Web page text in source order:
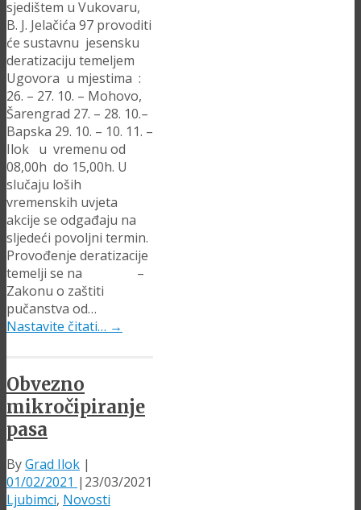
sjedištem u Vukovaru,
B. J. Jelačića 97 provoditi
će sustavnu jesensku
deratizaciju temeljem
Ugovora u mjestima :
26. – 27. 10. – Mohovo,
Šarengrad 27. – 28. 10.–
Bapska 29. 10. – 10. 11. –
Ilok u vremenu od
08,00h do 15,00h. U
slučaju loših
vremenskih uvjeta
akcije se odgađaju na
sljedeći povoljni termin.
Provođenje deratizacije
temelji se na –
Zakonu o zaštiti
pučanstva od…
Nastavite čitati… →
Obvezno
mikročipiranje
pasa
ByGrad Ilok |
01/02/2021 | 23/03/2021
Ljubimci, Novosti